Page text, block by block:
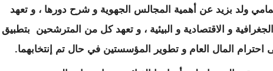
ولد بزيد عن أهمية المجالس الجهوية و شرح دورها ، و تعهد
و الاقتصادية و البيئية ، و تعهد كل من المترشحين بتطبيق
احترام المال العام و تطوير المؤسستين في حال تم إنتخابهما.